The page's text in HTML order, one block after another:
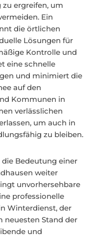
ergreifen, um
Ein
die örtlichen
Lösungen für
Kontrolle und
eine schnelle
und minimiert die
auf den
Kommunen in
verlässlichen
um auch in
zu bleiben.
Bedeutung einer
weiter
unvorhersehbare
professionelle
Winterdienst, der
neuesten Stand der
und